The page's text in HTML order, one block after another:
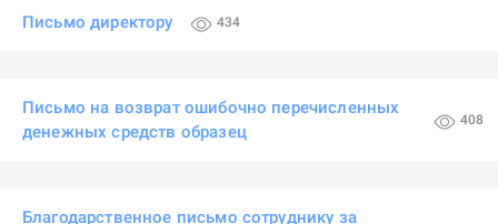
Письмо директору 434
Письмо на возврат ошибочно перечисленных
денежных средств образец
408
Благодарственное письмо сотруднику за